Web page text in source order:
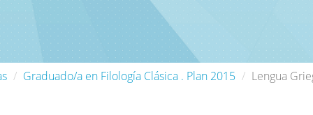
Graduado/a en Filología Clásica . Plan 2015 Lengua